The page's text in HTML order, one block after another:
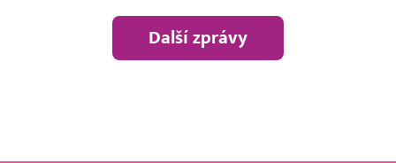
Další zprávy